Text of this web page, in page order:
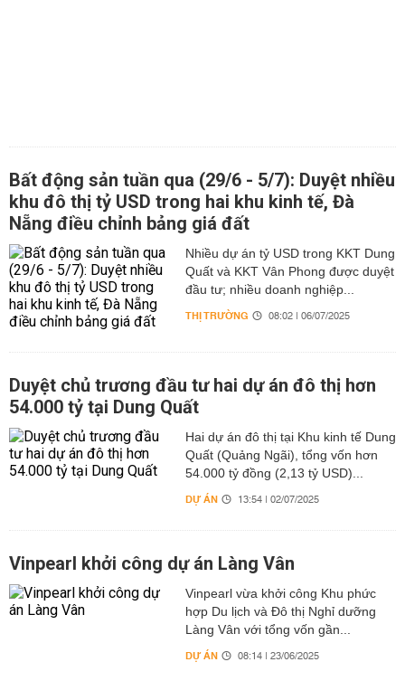
Bất động sản tuần qua (29/6 - 5/7): Duyệt nhiều
khu đô thị tỷ USD trong hai khu kinh tế, Đà
Nẵng điều chỉnh bảng giá đất
Nhiều dự án tỷ USD trong KKT Dung
Quất và KKT Vân Phong được duyệt
đầu tư; nhiều doanh nghiệp...
THỊ TRƯỜNG 08:02 | 06/07/2025
Duyệt chủ trương đầu tư hai dự án đô thị hơn
54.000 tỷ tại Dung Quất
Hai dự án đô thị tại Khu kinh tế Dung
Quất (Quảng Ngãi), tổng vốn hơn
54.000 tỷ đồng (2,13 tỷ USD)...
DỰ ÁN 13:54 | 02/07/2025
Vinpearl khởi công dự án Làng Vân
Vinpearl vừa khởi công Khu phức
hợp Du lịch và Đô thị Nghỉ dưỡng
Làng Vân với tổng vốn gần...
DỰ ÁN 08:14 | 23/06/2025